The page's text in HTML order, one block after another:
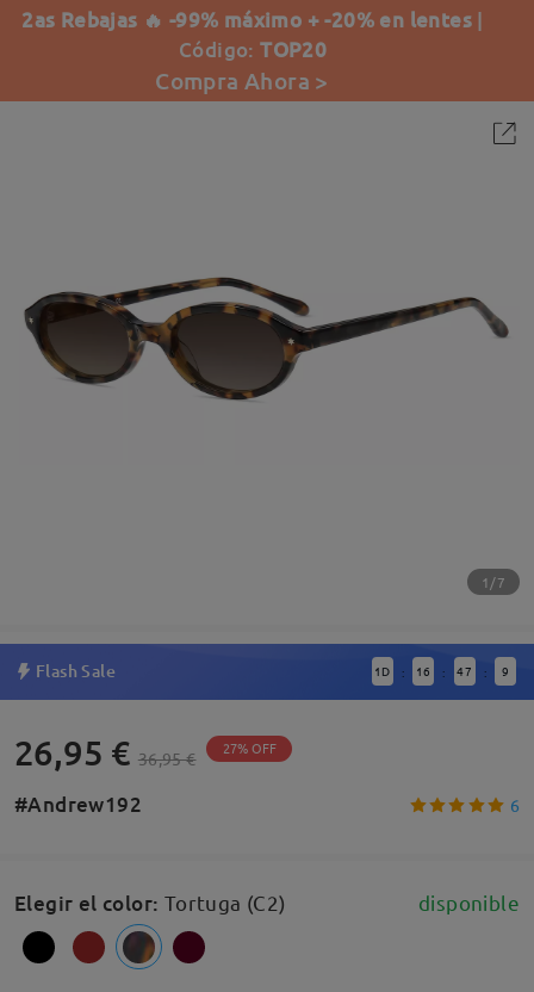
2as Rebajas 🔥 -99% máximo + -20% en lentes |
Código:TOP20
Compra Ahora >
1/7
Flash Sale 1 D : 16 : 47 : 8
26,95 € 36,95 € 27% OFF
#Andrew192 6
Elegir el color: Tortuga (C2) disponible